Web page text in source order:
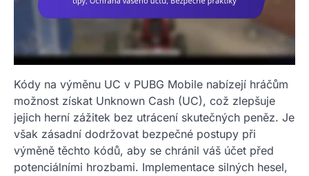
Kódy na výměnu UC v PUBG Mobile nabízejí hráčům
možnost získat Unknown Cash (UC), což zlepšuje
jejich herní zážitek bez utrácení skutečných peněz. Je
však zásadní dodržovat bezpečné postupy při
výměně těchto kódů, aby se chránil váš účet před
potenciálními hrozbami. Implementace silných hesel,